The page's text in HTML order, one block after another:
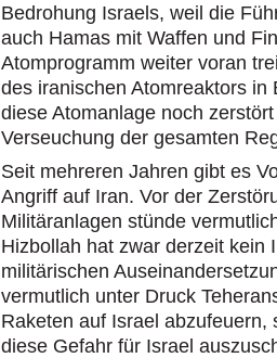
Bedrohung Israels, weil die
auch Hamas mit Waffen und
Atomprogramm weiter voran
des iranischen Atomreaktors
diese Atomanlage noch
Verseuchung der gesamten
Seit mehreren Jahren gibt es
Angriff auf Iran. Vor der
Militäranlagen stünde
Hizbollah hat zwar derzeit kein
militärischen
vermutlich unter Druck
Raketen auf Israel
diese Gefahr für Israel